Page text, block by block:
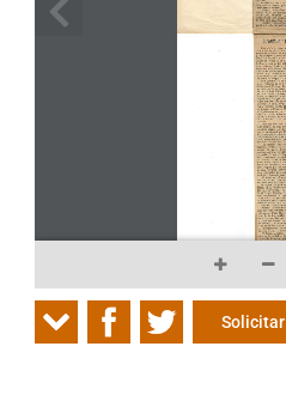
Solicitar